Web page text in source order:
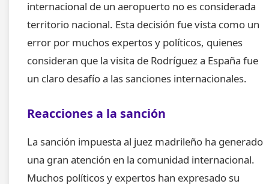
internacional de un aeropuerto no es considerada
territorio nacional. Esta decisión fue vista como un
error por muchos expertos y políticos, quienes
consideran que la visita de Rodríguez a España fue
un claro desafío a las sanciones internacionales.
Reacciones a la sanción
La sanción impuesta al juez madrileño ha generado
una gran atención en la comunidad internacional.
Muchos políticos y expertos han expresado su